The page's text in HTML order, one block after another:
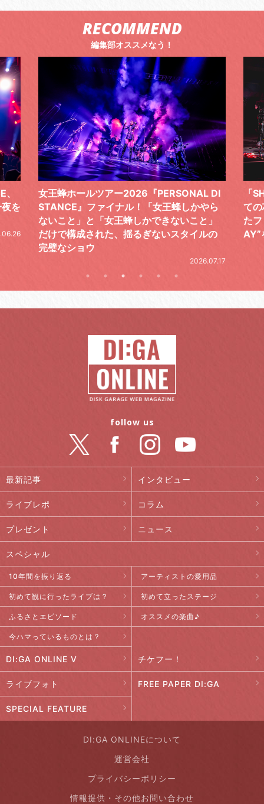
RECOMMEND
編集部オススメなう！
ら
の
「SHISHAMOでした!!!」ロックバンドとし
ての芯を貫き通し、笑顔と感謝で泳ぎ切っ
たファイナルライブ、DAY2“GOODBYE D
AY”をレポート
気
レ
最新記事 インタビュー
ライブレポ コラム
プレゼント ニュース
スペシャル
10年間を振り返る アーティストの愛用品
初めて観に行ったライブは？ 初めて立ったステージ
ふるさとエピソード オススメの楽曲♪
今ハマっているものとは？
DI:GA ONLINE V チケフー！
ライブフォト FREE PAPER DI:GA
SPECIAL FEATURE
follow us
DI:GA ONLINEについて
運営会社
プライバシーポリシー
情報提供・その他お問い合わせ